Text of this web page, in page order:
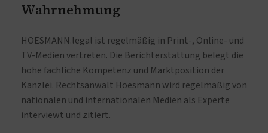
Wahrnehmung
HOESMANN.legal ist regelmäßig in Print-, Online- und
TV-Medien vertreten. Die Berichterstattung belegt die
hohe fachliche Kompetenz und Marktposition der
Kanzlei. Rechtsanwalt Hoesmann wird regelmäßig von
nationalen und internationalen Medien als Experte
interviewt und zitiert.